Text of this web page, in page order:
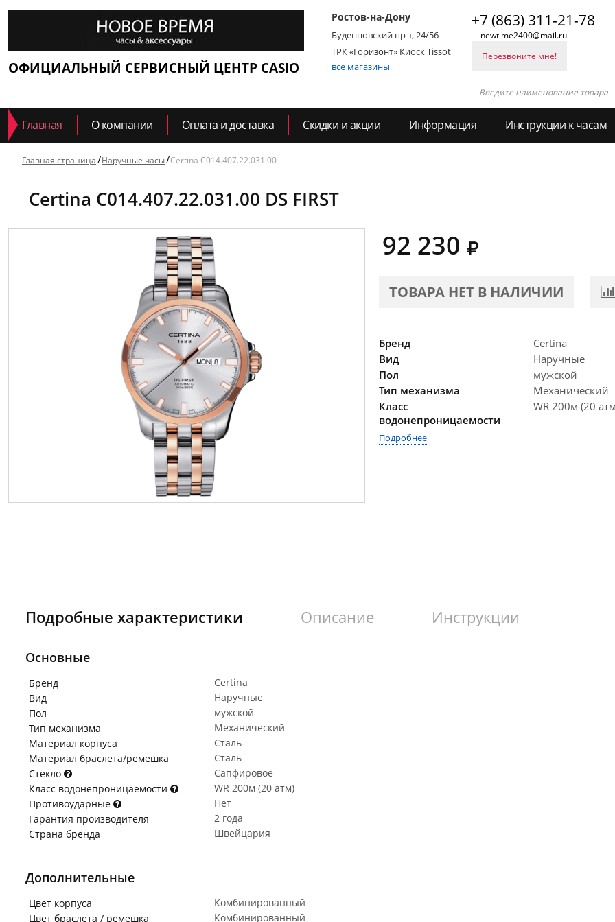
ОФИЦИАЛЬНЫЙ СЕРВИСНЫЙ ЦЕНТР CASIO
Ростов-на-Дону
Буденновский пр-т, 24/56
ТРК «Горизонт» Киоск Tissot
все магазины
+7 (863) 311-21-78
newtime2400@mail.ru
Перезвоните мне!
Главная О компании Оплата и доставка Скидки и акции Информация Инструкции к часам
Главная страница Наручные часы Certina C014.407.22.031.00
Certina C014.407.22.031.00 DS FIRST
92 230
ТОВАРА НЕТ В НАЛИЧИИ
Бренд
Certina
Вид
Наручные
Пол
мужской
Тип механизма
Механический
Класс
водонепроницаемости
WR 200м (20
Подробнее
Подробные характеристики Описание Инструкции
Основные
Бренд
Certina
Вид
Наручные
Пол
мужской
Тип механизма
Механический
Материал корпуса
Сталь
Материал браслета/ремешка
Сталь
Стекло
Сапфировое
Класс водонепроницаемости
WR 200м (20 атм)
Противоударные
Нет
Гарантия производителя
2 года
Страна бренда
Швейцария
Дополнительные
Цвет корпуса
Комбинированный
Цвет браслета / ремешка
Комбинированный